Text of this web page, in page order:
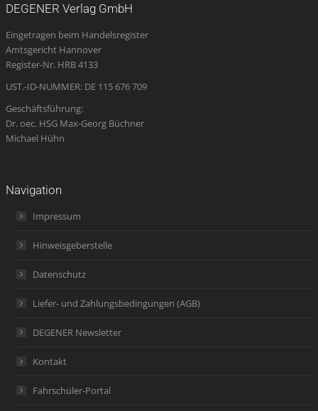
new
window
new
window
new
window
opens
in
new
new
DEGENER Verlag GmbH
Eingetragen beim Handelsregister
Amtsgericht Hannover
Register-Nr. HRB 4133
UST.-ID-NUMMER: DE 115 676 709
Geschäftsführung:
Dr. oec. HSG Max-Georg Büchner
Michael Hühn
Navigation
Impressum
Hinweisgeberstelle
Datenschutz
Liefer- und Zahlungsbedingungen (AGB)
DEGENER Newsletter
Kontakt
Fahrschüler-Portal